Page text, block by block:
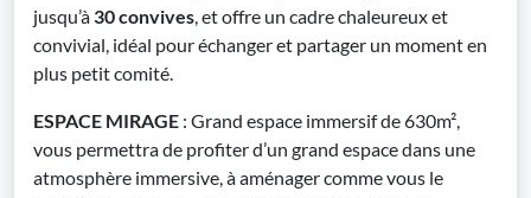
jusqu’à 30 convives, et offre un cadre chaleureux et
convivial, idéal pour échanger et partager un moment en
plus petit comité.
ESPACE MIRAGE : Grand espace immersif de 630m²,
vous permettra de profiter d’un grand espace dans une
atmosphère immersive, à aménager comme vous le